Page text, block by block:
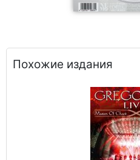
Похожие издания